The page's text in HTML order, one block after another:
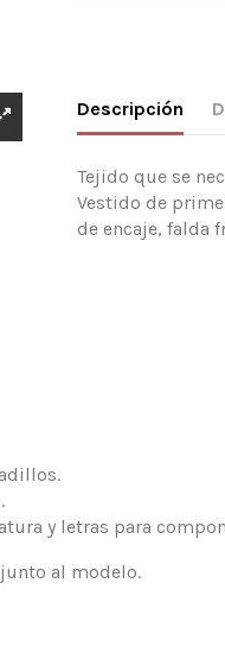
Descripción
Tejido que se
Vestido de
de encaje, falda
y letras para
al modelo.